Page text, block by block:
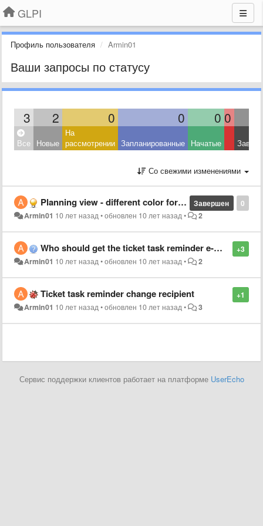
GLPI
Профиль пользователя Armin01
Ваши запросы по статусу
3 2 0 0 0 0
Все Новые
На
рассмотрении Запланированные Начатые
Со свежими изменениями
0
Завершен
Planning view - different color for different tasks
Armin01 10 лет назад•обновлен 10 лет назад• 2
+3
Who should get the ticket task reminder e-mail ?
Armin01 10 лет назад•обновлен 10 лет назад• 2
+1
Ticket task reminder change recipient
Armin01 10 лет назад•обновлен 10 лет назад• 3
Сервис поддержки клиентов работает на платформе UserEcho